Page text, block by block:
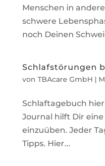
Menschen in
schwere
noch Deinen
Schlafstörungen
von TBAcare GmbH |
Schlaftagebuch
Journal hilft Dir
einzuüben. Jeder
Tipps. Hier...